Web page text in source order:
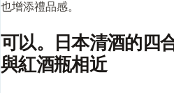
也增添禮品感。
可以。日本清酒的四
與紅酒瓶相近